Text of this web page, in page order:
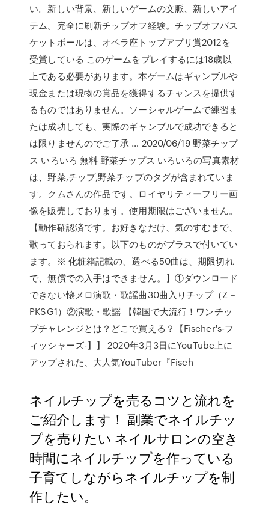
い。新しい背景、新しいゲームの文脈、新しいアイ
テム。完全に刷新チップオフ経験。チップオフバス
ケットボールは、オペラ座トップアプリ賞2012を
受賞している このゲームをプレイするには18歳以
上である必要があります。本ゲームはギャンブルや
現金または現物の賞品を獲得するチャンスを提供す
るものではありません。ソーシャルゲームで練習ま
たは成功しても、実際のギャンブルで成功できると
は限りませんのでご了承 … 2020/06/19 野菜チップ
ス いろいろ 無料 野菜チップス いろいろの写真素材
は、野菜,チップ,野菜チップのタグが含まれていま
す。クムさんの作品です。ロイヤリティーフリー画
像を販売しております。使用期限はございません。
【動作確認済です。お好きなだけ、気のすむまで、
歌っておられます。以下のものがプラスで付いてい
ます。※ 化粧箱記載の、選べる50曲は、期限切れ
で、無償での入手はできません。】①ダウンロード
できない懐メロ演歌・歌謡曲30曲入りチップ（Z－
PKSG1）②演歌・歌謡 【韓国で大流行！ワンチッ
プチャレンジとは？どこで買える？【Fischer's-フ
ィッシャーズ-】】 2020年3月3日にYouTube上に
アップされた、大人気YouTuber『Fisch
ネイルチップを売るコツと流れを
ご紹介します！ 副業でネイルチッ
プを売りたい ネイルサロンの空き
時間にネイルチップを作っている
子育てしながらネイルチップを制
作したい。